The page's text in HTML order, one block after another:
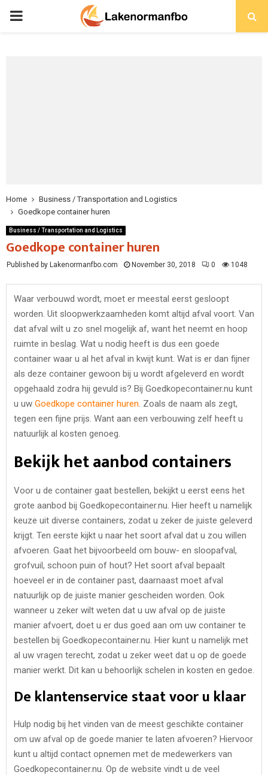
PRIMARY
Home
Business / Transportation and Logistics
Goedkope container huren
Business / Transportation and Logistics
Goedkope container huren
Published by Lakenormanfbo.com November 30, 2018 0 1048
Waar verbouwd wordt, moet er meestal eerst gesloopt
worden. Uit sloopwerkzaamheden komt altijd afval voort. Van
dat afval wilt u zo snel mogelijk af, want het neemt en hoop
ruimte in beslag. Wat u nodig heeft is dus een goede
container waar u al het afval in kwijt kunt. Wat is er dan fijner
als deze container gewoon bij u wordt afgeleverd en wordt
opgehaald zodra hij gevuld is? Bij Goedkopecontainer.nu kunt
u uw Goedkope container huren . Zoals de naam als zegt,
tegen een fijne prijs. Want aan een verbouwing zelf heeft u
natuurlijk al kosten genoeg.
Bekijk het aanbod containers
Voor u de container gaat bestellen, bekijkt u eerst eens het
grote aanbod bij Goedkopecontainer.nu. Hier heeft u namelijk
keuze uit diverse containers, zodat u zeker de juiste geleverd
krijgt. Ten eerste kijkt u naar het soort afval dat u zou willen
afvoeren. Gaat het bijvoorbeeld om bouw- en sloopafval,
grofvuil, schoon puin of hout? Het soort afval bepaalt
hoeveel er in de container past, daarnaast moet afval
natuurlijk op de juiste manier gescheiden worden. Ook
wanneer u zeker wilt weten dat u uw afval op de juiste
manier afvoert, doet u er dus goed aan om uw container te
bestellen bij Goedkopecontainer.nu. Hier kunt u namelijk met
al uw vragen terecht, zodat u zeker weet dat u op de goede
manier werkt. Dit kan u behoorlijk schelen in kosten en gedoe.
De klantenservice staat voor u klaar
Hulp nodig bij het vinden van de meest geschikte container
om uw afval op de goede manier te laten afvoeren? Hiervoor
kunt u altijd contact opnemen met de medewerkers van
Goedkopecontainer.nu. Op de website vindt u de veel